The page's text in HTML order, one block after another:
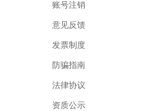
账号注销
意见反馈
发票制度
防骗指南
法律协议
资质公示